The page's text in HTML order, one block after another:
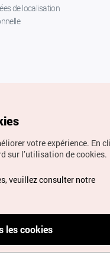
de localisation
en Corée.
de renseignements,
votre expérience. En
sur l’utilisation de cookies.
veuillez consulter notre
les cookies